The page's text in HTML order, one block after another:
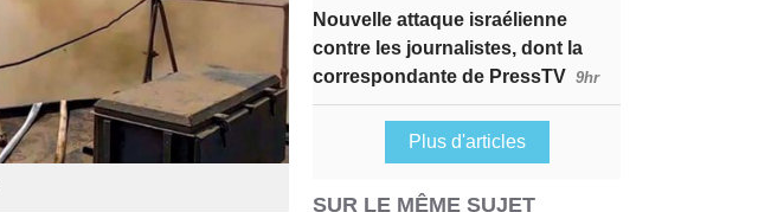
Nouvelle attaque israélienne
contre les journalistes, dont la
correspondante de PressTV 9hr
Plus d'articles
SUR LE MÊME SUJET